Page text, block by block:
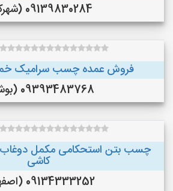
09139830284 (شهرکرد)
فروش عمده چسب سرامیک
09393483768 (بوشهر)
چسب بتن استحکامی مکمل
کاشی
09134333252 (اصفهان)